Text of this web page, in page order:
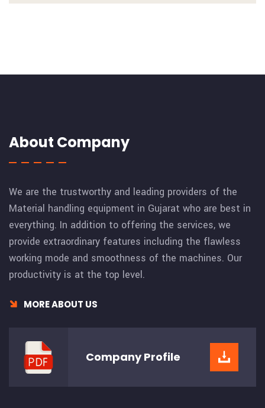
About Company
We are the trustworthy and leading providers of the
Material handling equipment in Gujarat who are best in
everything. In addition to offering the services, we
provide extraordinary features including the flawless
working mode and smoothness of the machines. Our
productivity is at the top level.
MORE ABOUT US
CompanyProfile